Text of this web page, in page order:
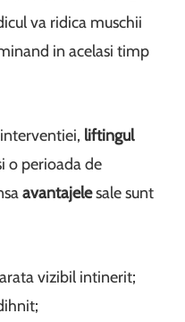
va ridica muschii
in acelasi timp
liftingul
o perioada de
avantajelesale sunt
vizibil intinerit;